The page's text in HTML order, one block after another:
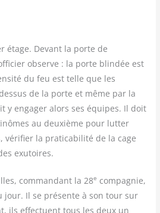
étage. Devant la porte de
observe : la porte blin­dée est
du feu est telle que les
de la porte et même par la
y enga­ger alors ses équipes. Il doit
au deuxième pour lut­ter
véri­fier la pra­ti­ca­bi­li­té de la cage
exutoires.
com­man­dant la 28e com­pa­gnie,
jour. Il se pré­sente à son tour sur
ils effec­tuent tous les deux un